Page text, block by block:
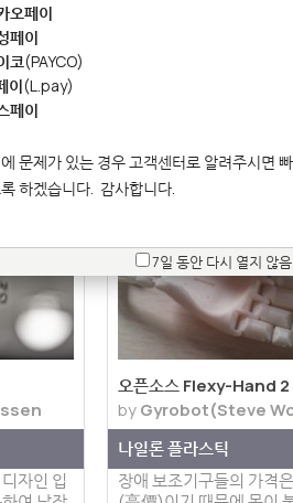
mini h
mount
자인 입
오픈소스 Flexy-Hand 2
byGyrobot(Steve
나일론 플라스틱
장애 보조기구들의 가격
오페이
페이
코(PAYCO)
이(L.pay)
페이
문제가 있는 경우 고객센터로 알려주시면
하겠습니다. 감사합니다.
7일 동안 다시 열지 않음